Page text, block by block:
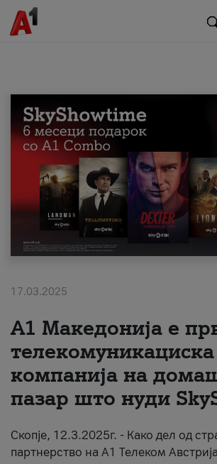
EN SQ
Приватни Деловни
Поддршка
Надополни кредит
#ПодобарОнлајн
17.03.2025
А1 Македонија е
телекомуникациска
компанија на
пазар што нуди
Скопје, 12.3.2025г. - Како дел од
партнерство на А1 Телеком